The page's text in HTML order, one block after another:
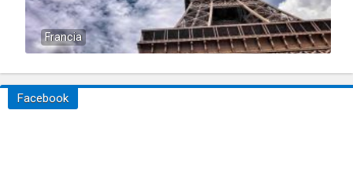
Francia
Facebook